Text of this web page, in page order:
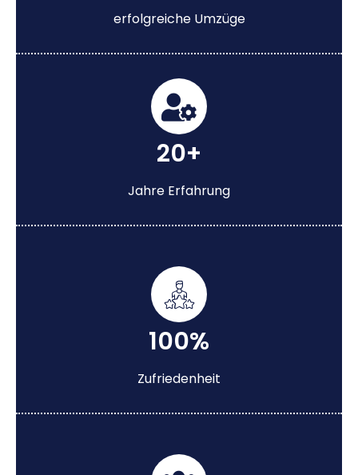
erfolgreiche Umzüge
20+
Jahre Erfahrung
100%
Zufriedenheit